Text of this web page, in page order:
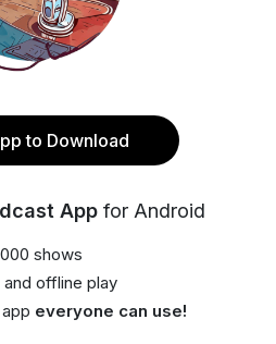
to Download
App for Android
shows
offline play
everyone can use!